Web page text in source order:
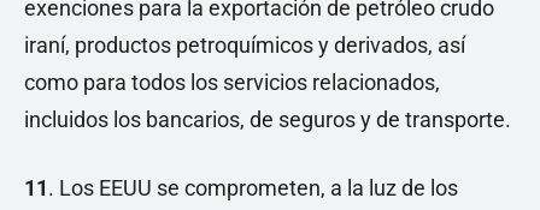
exenciones para la exportación de petróleo crudo
iraní, productos petroquímicos y derivados, así
como para todos los servicios relacionados,
incluidos los bancarios, de seguros y de transporte.
11. Los EEUU se comprometen, a la luz de los